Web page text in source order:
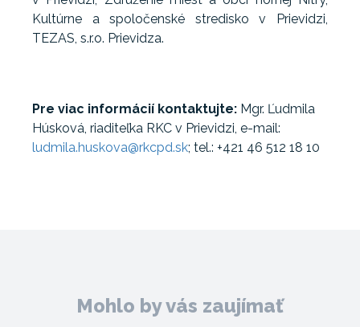
Kultúrne a spoločenské stredisko v Prievidzi,
TEZAS, s.r.o. Prievidza.
Pre viac informácií kontaktujte: Mgr. Ľudmila
Húsková, riaditeľka RKC v Prievidzi, e-mail:
ludmila.huskova@rkcpd.sk; tel.: +421 46 512 18 10
Mohlo by vás zaujímať